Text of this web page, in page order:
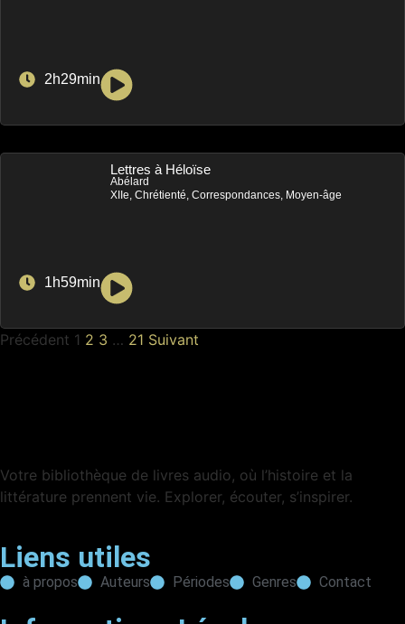
2h29min
Lettres à Héloïse
Abélard
XIIe, Chrétienté, Correspondances, Moyen-âge
1h59min
Précédent 1 2 3 … 21 Suivant
Votre bibliothèque de livres audio, où l’histoire et la
littérature prennent vie. Explorer, écouter, s’inspirer.
Liens utiles
à propos Auteurs Périodes Genres Contact